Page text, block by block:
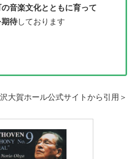
音楽文化とともに育って
期待しております
大賀ホール公式サイトから引用＞